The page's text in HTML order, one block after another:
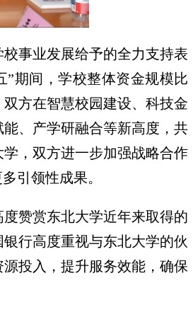
事业发展给予的全力支持表
期间，学校整体资金规模比
方在智慧校园建设、科技金
、产学研融合等新高度，共
，双方进一步加强战略合作
引领性成果。
赞赏东北大学近年来取得的
行高度重视与东北大学的伙
投入，提升服务效能，确保